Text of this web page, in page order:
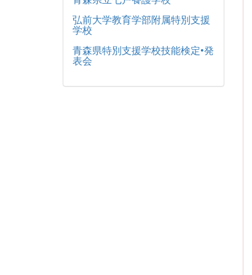
弘前大学教育学部附属特別支援
学校
青森県特別支援学校技能検定•発
表会